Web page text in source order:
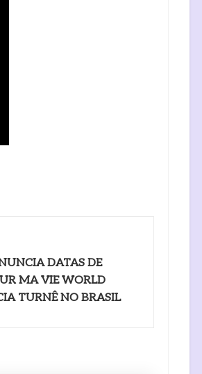
DATAS DE
MA VIE WORLD
TURNÊ NO BRASIL